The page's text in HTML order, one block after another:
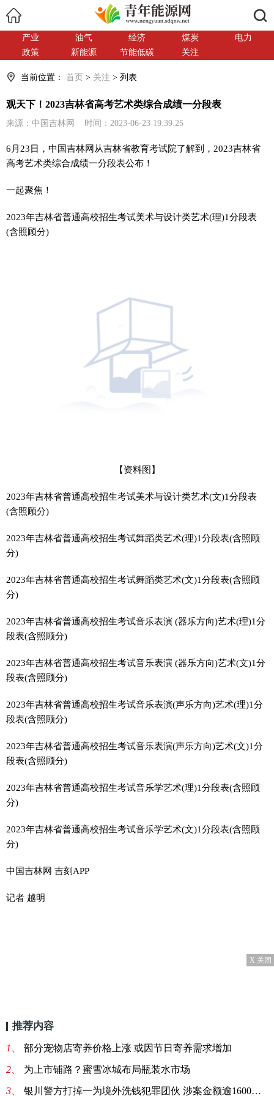
产业 油气 经济 煤炭
电力
政策
新能源 节能低碳 关注
当前位置： 首页 > 关注 > 列表
观天下！2023吉林省高考艺术类综合成绩一分段表
来源：中国吉林网 时间：2023-06-23 19:39:25
6月23日，中国吉林网从吉林省教育考试院了解到，2023吉林省
高考艺术类综合成绩一分段表公布！
一起聚焦！
2023年吉林省普通高校招生考试美术与设计类艺术(理)1分段表
(含照顾分)
【资料图】
2023年吉林省普通高校招生考试美术与设计类艺术(文)1分段表
(含照顾分)
2023年吉林省普通高校招生考试舞蹈类艺术(理)1分段表(含照顾
分)
2023年吉林省普通高校招生考试舞蹈类艺术(文)1分段表(含照顾
分)
2023年吉林省普通高校招生考试音乐表演 (器乐方向)艺术(理)1分
段表(含照顾分)
2023年吉林省普通高校招生考试音乐表演 (器乐方向)艺术(文)1分
段表(含照顾分)
2023年吉林省普通高校招生考试音乐表演(声乐方向)艺术(理)1分
段表(含照顾分)
2023年吉林省普通高校招生考试音乐表演(声乐方向)艺术(文)1分
段表(含照顾分)
2023年吉林省普通高校招生考试音乐学艺术(理)1分段表(含照顾
分)
2023年吉林省普通高校招生考试音乐学艺术(文)1分段表(含照顾
分)
中国吉林网 吉刻APP
记者 越明
X 关闭
推荐内容
1、 部分宠物店寄养价格上涨 或因节日寄养需求增加
2、 为上市铺路？蜜雪冰城布局瓶装水市场
3、 银川警方打掉一为境外洗钱犯罪团伙 涉案金额逾1600万元